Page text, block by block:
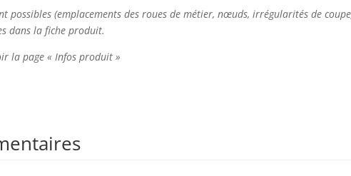
(emplacements des roues de métier, nœuds, irrégularités de
dans la fiche produit.
la page « Infos produit »